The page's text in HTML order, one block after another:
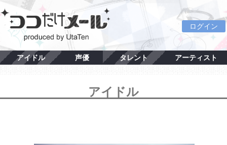
ログイン
アイドル 声優 タレント アーティスト
アイドル